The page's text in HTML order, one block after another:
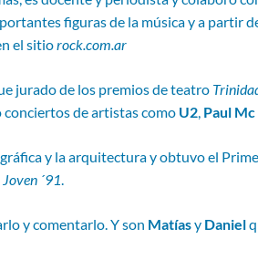
figuras de la música y a partir
el sitiorock.com.ar
jurado de los premios de teatro
de artistas como U2, Paul
y la arquitectura y obtuvo el
´91.
y comentarlo. Y son Matíasy Daniel